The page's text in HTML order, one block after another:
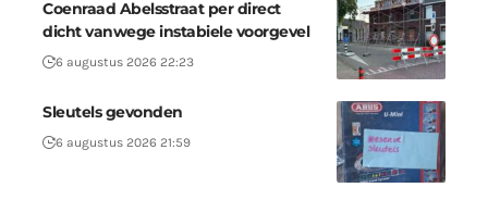
Coenraad Abelsstraat per direct
dicht vanwege instabiele voorgevel
6 augustus 2026 22:23
Sleutels gevonden
6 augustus 2026 21:59